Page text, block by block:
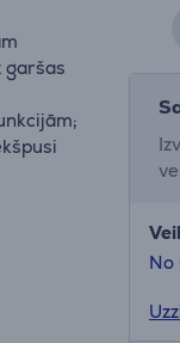
garšas